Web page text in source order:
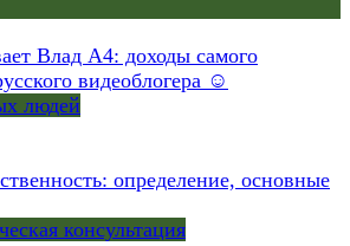
Влад А4: доходы самого
видеоблогера ☺
людей
определение, основные
консультация